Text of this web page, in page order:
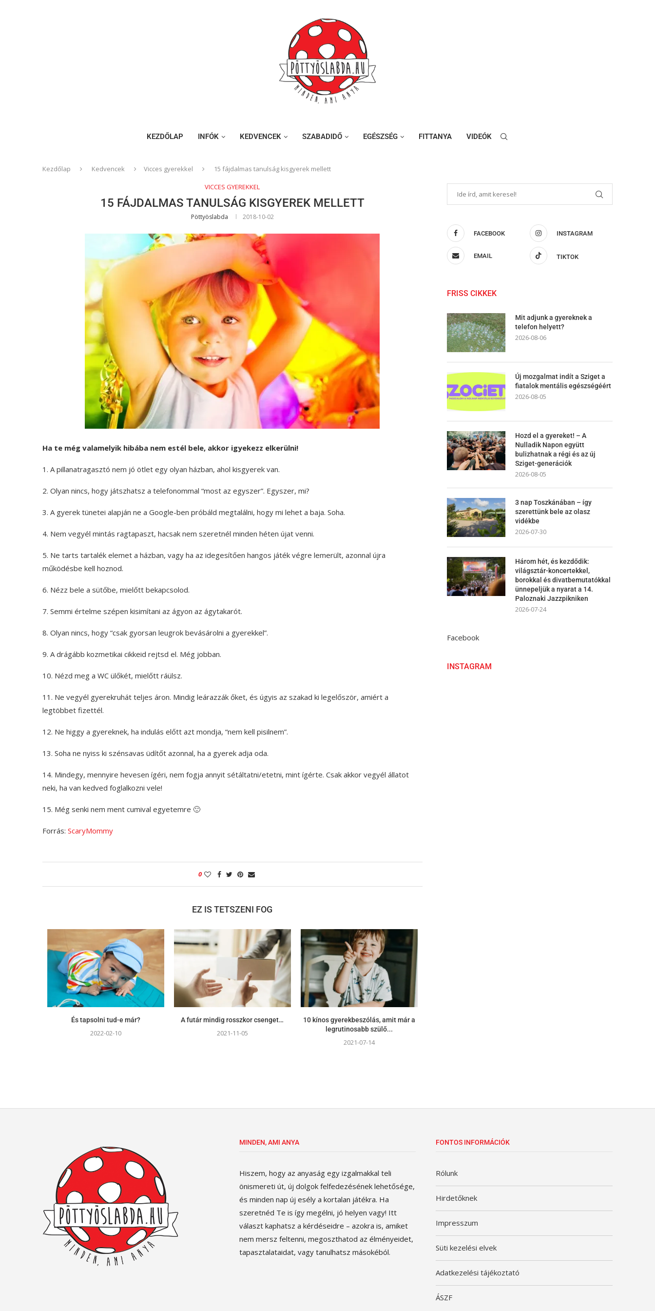
KEZDŐLAP INFÓK KEDVENCEK SZABADIDŐ EGÉSZSÉG FITTANYA VIDEÓK
Kezdőlap Kedvencek Vicces gyerekkel 15 fájdalmas tanulság kisgyerek mellett
VICCES GYEREKKEL
15 FÁJDALMAS TANULSÁG KISGYEREK MELLETT
Pöttyöslabda 2018-10-02
Ha te még valamelyik hibába nem estél bele, akkor igyekezz elkerülni!
1. A pillanatragasztó nem jó ötlet egy olyan házban, ahol kisgyerek van.
2. Olyan nincs, hogy játszhatsz a telefonommal “most az egyszer”. Egyszer, mi?
3. A gyerek tünetei alapján ne a Google-ben próbáld megtalálni, hogy mi lehet a baja. Soha.
4. Nem vegyél mintás ragtapaszt, hacsak nem szeretnél minden héten újat venni.
5. Ne tarts tartalék elemet a házban, vagy ha az idegesítően hangos játék végre lemerült, azonnal újra
működésbe kell hoznod.
6. Nézz bele a sütőbe, mielőtt bekapcsolod.
7. Semmi értelme szépen kisimítani az ágyon az ágytakarót.
8. Olyan nincs, hogy “csak gyorsan leugrok bevásárolni a gyerekkel”.
9. A drágább kozmetikai cikkeid rejtsd el. Még jobban.
10. Nézd meg a WC ülőkét, mielőtt ráülsz.
11. Ne vegyél gyerekruhát teljes áron. Mindig leárazzák őket, és úgyis az szakad ki legelőször, amiért a
legtöbbet fizettél.
12. Ne higgy a gyereknek, ha indulás előtt azt mondja, “nem kell pisilnem”.
13. Soha ne nyiss ki szénsavas üdítőt azonnal, ha a gyerek adja oda.
14. Mindegy, mennyire hevesen ígéri, nem fogja annyit sétáltatni/etetni, mint ígérte. Csak akkor vegyél állatot
neki, ha van kedved foglalkozni vele!
15. Még senki nem ment cumival egyetemre 🙂
Forrás: ScaryMommy
0
EZ IS TETSZENI FOG
És tapsolni tud-e már?
2022-02-10
A futár mindig rosszkor csenget…
2021-11-05
10 kínos gyerekbeszólás, amit már a
legrutinosabb szülő...
2021-07-14
FACEBOOK INSTAGRAM
EMAIL TIKTOK
FRISS CIKKEK
Mit adjunk a gyereknek a
telefon helyett?
2026-08-06
Új mozgalmat indít a Sziget a
fiatalok mentális egészségéért
2026-08-05
Hozd el a gyereket! – A
Nulladik Napon együtt
bulizhatnak a régi és az új
Sziget-generációk
2026-08-05
3 nap Toszkánában – így
szerettünk bele az olasz
vidékbe
2026-07-30
Három hét, és kezdődik:
világsztár-koncertekkel,
borokkal és divatbemutatókkal
ünnepeljük a nyarat a 14.
Paloznaki Jazzpikniken
2026-07-24
Facebook
INSTAGRAM
MINDEN, AMI ANYA
Hiszem, hogy az anyaság egy izgalmakkal teli
önismereti út, új dolgok felfedezésének lehetősége,
és minden nap új esély a kortalan játékra. Ha
szeretnéd Te is így megélni, jó helyen vagy! Itt
választ kaphatsz a kérdéseidre – azokra is, amiket
nem mersz feltenni, megoszthatod az élményeidet,
tapasztalataidat, vagy tanulhatsz másokéból.
FONTOS INFORMÁCIÓK
Rólunk
Hirdetőknek
Impresszum
Süti kezelési elvek
Adatkezelési tájékoztató
ÁSZF